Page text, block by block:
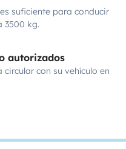
suficiente para conducir
3500 kg.
autorizados
con su vehículo en